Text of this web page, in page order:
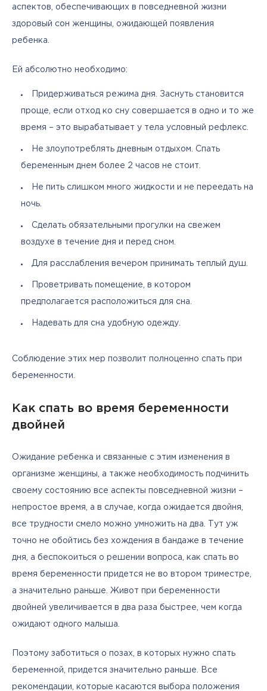
аспектов, обеспечивающих в повседневной жизни
здоровый сон женщины, ожидающей появления
ребенка.
Ей абсолютно необходимо:
Придерживаться режима дня. Заснуть становится
проще, если отход ко сну совершается в одно и то же
время – это вырабатывает у тела условный рефлекс.
Не злоупотреблять дневным отдыхом. Спать
беременным днем более 2 часов не стоит.
Не пить слишком много жидкости и не переедать на
ночь.
Сделать обязательными прогулки на свежем
воздухе в течение дня и перед сном.
Для расслабления вечером принимать теплый душ.
Проветривать помещение, в котором
предполагается расположиться для сна.
Надевать для сна удобную одежду.
Соблюдение этих мер позволит полноценно спать при
беременности.
Как спать во время беременности
двойней
Ожидание ребенка и связанные с этим изменения в
организме женщины, а также необходимость подчинить
своему состоянию все аспекты повседневной жизни –
непростое время, а в случае, когда ожидается двойня,
все трудности смело можно умножить на два. Тут уж
точно не обойтись без хождения в бандаже в течение
дня, а беспокоиться о решении вопроса, как спать во
время беременности придется не во втором триместре,
а значительно раньше. Живот при беременности
двойней увеличивается в два раза быстрее, чем когда
ожидают одного малыша.
Поэтому заботиться о позах, в которых нужно спать
беременной, придется значительно раньше. Все
рекомендации, которые касаются выбора положения